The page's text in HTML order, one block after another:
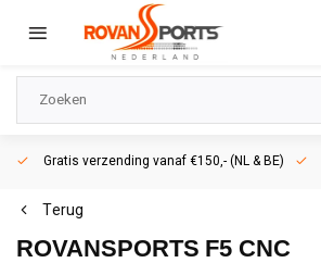
Gratis verzending vanaf €150,- (NL & BE)
Terug
ROVANSPORTS F5 CNC